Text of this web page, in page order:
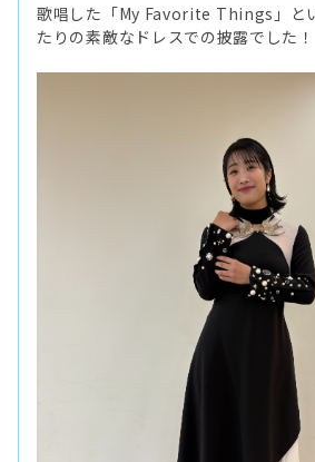
歌唱した「My Favorite Things」と
たりの素敵なドレスでの披露でした！